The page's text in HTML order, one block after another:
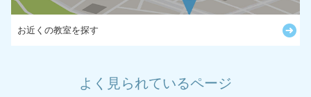
お近くの教室を探す
よく見られているページ